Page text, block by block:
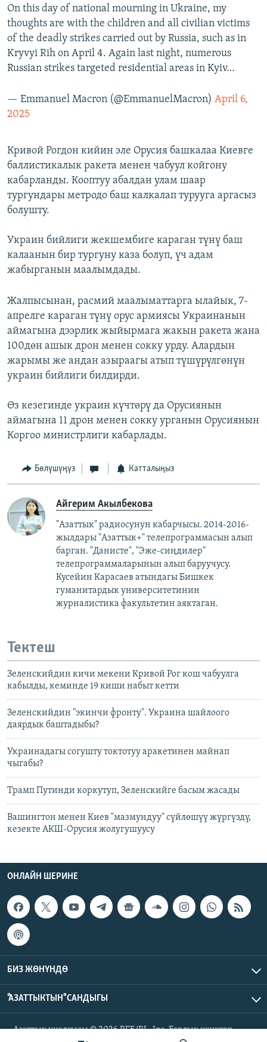
On this day of national mourning in Ukraine, my
thoughts are with the children and all civilian victims
of the deadly strikes carried out by Russia, such as in
Kryvyi Rih on April 4. Again last night, numerous
Russian strikes targeted residential areas in Kyiv…
— Emmanuel Macron (@EmmanuelMacron) April 6,
2025
Кривой Рогдон кийин эле Орусия башкалаа Киевге
баллистикалык ракета менен чабуул койгону
кабарланды. Кооптуу абалдан улам шаар
тургундары метродо баш калкалап турууга аргасыз
болушту.
Украин бийлиги жекшембиге караган түнү баш
калаанын бир тургуну каза болуп, үч адам
жабырганын маалымдады.
Жалпысынан, расмий маалыматтарга ылайык, 7-
апрелге караган түнү орус армиясы Украинанын
аймагына дээрлик жыйырмага жакын ракета жана
100дөн ашык дрон менен сокку урду. Алардын
жарымы же андан азыраагы атып түшүрүлгөнүн
украин бийлиги билдирди.
Өз кезегинде украин күчтөрү да Орусиянын
аймагына 11 дрон менен сокку урганын Орусиянын
Коргоо министрлиги кабарлады.
Бөлүшүңүз Катталыңыз
Айгерим Акылбекова
"Азаттык" радиосунун кабарчысы. 2014-2016-
жылдары "Азаттык+" телепрограммасын алып
барган. "Данисте", "Эже-сиңдилер"
телепрограммаларынын алып баруучусу.
Кусейин Карасаев атындагы Бишкек
гуманитардык университетинин
журналистика факультетин аяктаган.
Тектеш
Зеленскийдин кичи мекени Кривой Рог кош чабуулга
кабылды, кеминде 19 киши набыт кетти
Зеленскийдин "экинчи фронту". Украина шайлоого
даярдык баштадыбы?
Украинадагы cогушту токтотуу аракетинен майнап
чыгабы?
Трамп Путинди коркутуп, Зеленскийге басым жасады
Вашингтон менен Киев "мазмундуу" сүйлөшүү жүргүздү,
кезекте АКШ-Орусия жолугушуусу
ОНЛАЙН ШЕРИНЕ
БИЗ ЖӨНҮНДӨ
"АЗАТТЫКТЫН" САНДЫГЫ
Азаттык үналгысы © 2026 RFE/RL, Inc. Бардык укуктар